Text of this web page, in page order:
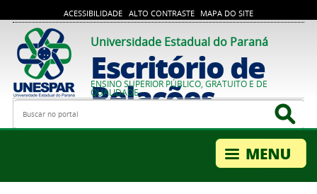
ACESSIBILIDADE ALTO CONTRASTE MAPA DO SITE
Universidade Estadual do Paraná
Escritório de
Relações
Internacionais
ENSINO SUPERIOR PÚBLICO, GRATUITO E DE
QUALIDADE
Busca